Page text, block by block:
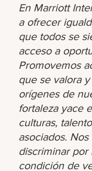
En Marriott
a ofrecer
que todos se
acceso a
Promovemos
que se valora
orígenes de
fortaleza yace
culturas,
asociados.
discriminar por
condición de